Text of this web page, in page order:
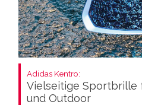
Adidas Kentro:
Vielseitige Sportbrille
und Outdoor